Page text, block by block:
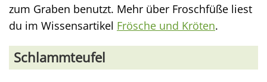
zum Graben benutzt. Mehr über Froschfüße liest
du im Wissensartikel Frösche und Kröten.
Schlammteufel